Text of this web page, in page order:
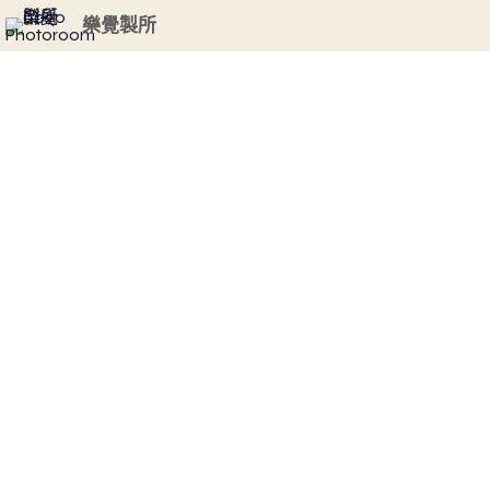
G-GHF9TLS5W3
樂覺製所